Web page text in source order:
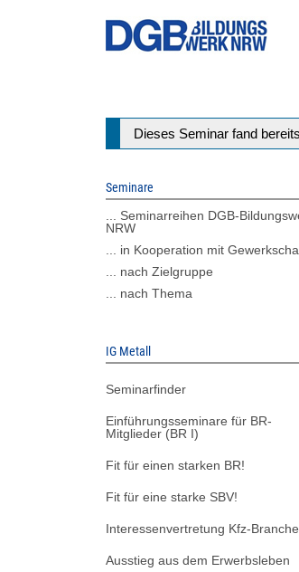
Statusmeldung
Dieses Seminar fand
Seminare
... Seminarreihen DGB-
NRW
... in Kooperation mit
... nach Zielgruppe
... nach Thema
IG Metall
Seminarfinder
Einführungsseminare für BR-
Mitglieder (BR I)
Fit für einen starken BR!
Fit für eine starke SBV!
Interessenvertretung Kfz-Branche
Ausstieg aus dem Erwerbsleben